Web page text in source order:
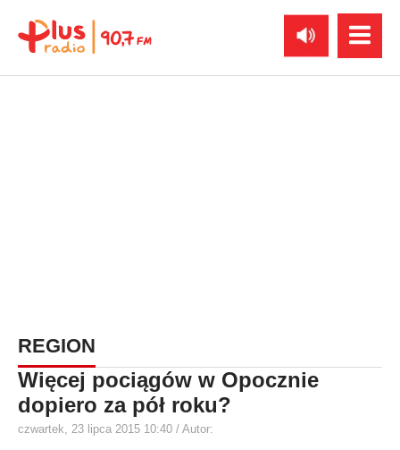
REGION
Więcej pociągów w Opocznie
dopiero za pół roku?
czwartek, 23 lipca 2015 10:40 / Autor: